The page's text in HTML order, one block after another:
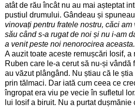
atât de rău încât nu au mai așteptat
pustiul drumului. Gândeau și
vinovați pentru fratele nostru, căci
său când s-a rugat de noi și nu i-am
a venit peste noi nenorocirea aceasta.
A auzit toate aceste remușcări Iosif,
Ruben care le-a cerut să nu-și vândă
au văzut plângând. Nu știau că le
prin tălmaci. Dar iată cum ceea ce
îngropat era viu pe vecie în sufletul
lui Iosif a biruit. Nu a purtat dușmănie